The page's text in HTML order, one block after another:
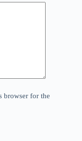
browser for the